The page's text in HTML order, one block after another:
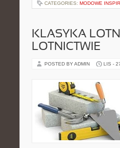
CATEGORIES: MODOWE
KLASYKA
LOTNICTWIE
POSTED BY ADMIN LIS -